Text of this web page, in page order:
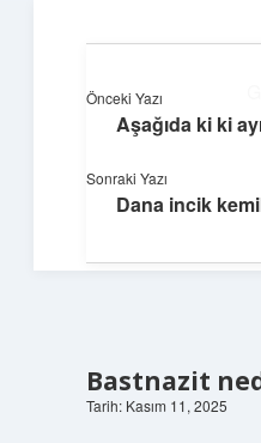
Dijital dünyada
Bastnazit
Tarih: Kasım 11, 2025
Önceki Yazı
Aşağıda ki ki
Sonraki Yazı
Dana incik